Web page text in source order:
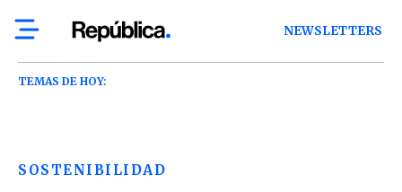
NEWSLETTERS
TEMAS DE HOY:
SOSTENIBILIDAD